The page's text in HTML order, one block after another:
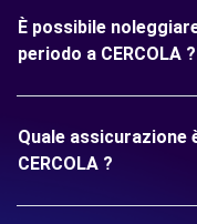
È possibile
periodo a CERCOLA ?
Quale assicurazione
CERCOLA ?